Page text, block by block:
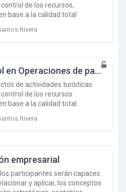
de los recursos,
base a la calidad total
Rivera
Logística de Control en Operaciones de paquetes
de actividades turísticas
de los recursos
base a la calidad total.
Rivera
empresarial
participantes serán capaces
y aplicar, los conceptos